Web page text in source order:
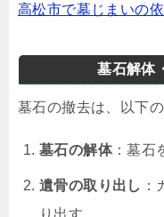
高松市で墓じまいの
墓石解体
墓石の撤去は、以下
墓石の解体：墓石
遺骨の取り出し
り出す